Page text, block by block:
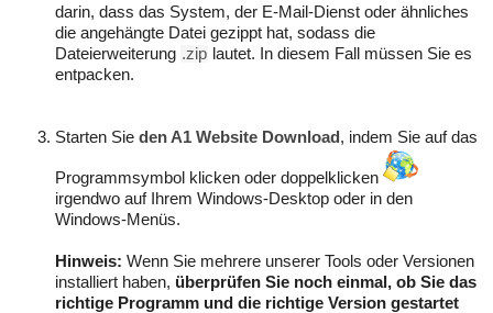
darin, dass das System, der E-Mail-Dienst oder ähnliches
die angehängte Datei gezippt hat, sodass die
Dateierweiterung .zip lautet. In diesem Fall müssen Sie es
entpacken.
Starten Sie den A1 Website Download , indem Sie auf das
Programmsymbol klicken oder doppelklicken
irgendwo auf Ihrem Windows-Desktop oder in den
Windows-Menüs.
Hinweis: Wenn Sie mehrere unserer Tools oder Versionen
installiert haben, überprüfen Sie noch einmal, ob Sie das
richtige Programm und die richtige Version gestartet